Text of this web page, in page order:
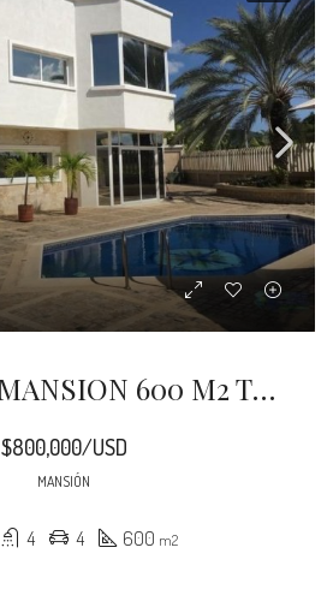
LECHERIA MANSION 600 M2 TERRENO 1000 M2 EN LAS VILLA
$800,000/USD
MANSIÓN
4 4 600 m2